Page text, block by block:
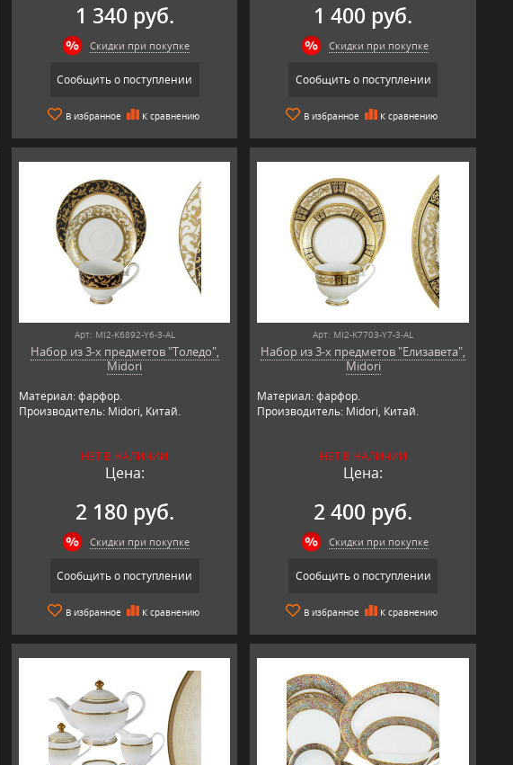
1 340 руб.
Скидки при покупке
Сообщить о поступлении
В избранное К сравнению
1 400 руб.
Скидки при покупке
Сообщить о поступлении
В избранное К сравнению
Арт: MI2-K6892-Y6-3-AL
Набор из 3-х предметов "Толедо",
Midori
Материал: фарфор.
Производитель: Midori, Китай.
НЕТ В НАЛИЧИИ
Цена:
2 180 руб.
Скидки при покупке
Сообщить о поступлении
В избранное К сравнению
Арт: MI2-K7703-Y7-3-AL
Набор из 3-х предметов "Елизавета",
Midori
Материал: фарфор.
Производитель: Midori, Китай.
НЕТ В НАЛИЧИИ
Цена:
2 400 руб.
Скидки при покупке
Сообщить о поступлении
В избранное К сравнению